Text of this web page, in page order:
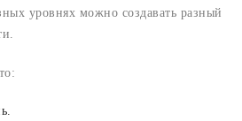
уровнях можно создавать разный